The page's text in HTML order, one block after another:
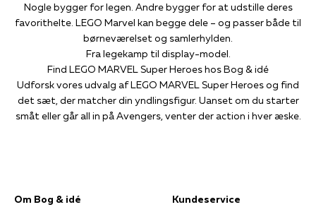
Nogle bygger for legen. Andre bygger for at udstille deres
favorithelte. LEGO Marvel kan begge dele – og passer både til
børneværelset og samlerhylden.
Fra legekamp til display-model.
Find LEGO MARVEL Super Heroes hos Bog & idé
Udforsk vores udvalg af LEGO MARVEL Super Heroes og find
det sæt, der matcher din yndlingsfigur. Uanset om du starter
småt eller går all in på Avengers, venter der action i hver æske.
Om Bog & idé Kundeservice